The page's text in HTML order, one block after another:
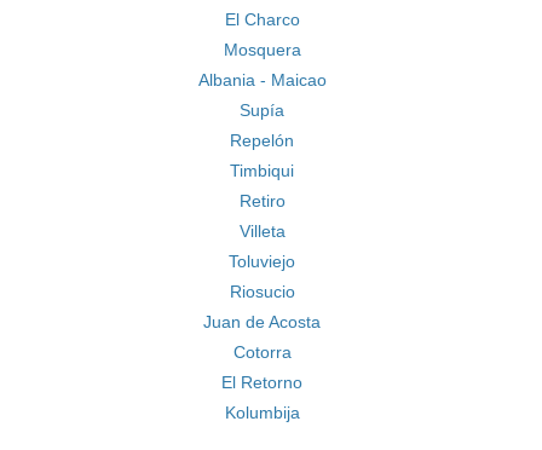
El Charco
Mosquera
Albania - Maicao
Supía
Repelón
Timbiqui
Retiro
Villeta
Toluviejo
Riosucio
Juan de Acosta
Cotorra
El Retorno
Kolumbija